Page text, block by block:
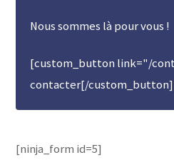
Nous sommes là pour vous !
[custom_button link="/
contacter[/custom_button]
[ninja_form id=5]